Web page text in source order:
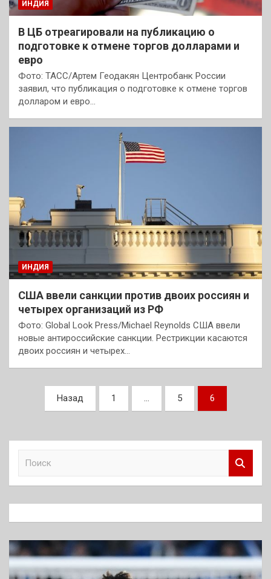
ИНДИЯ
В ЦБ отреагировали на публикацию о
подготовке к отмене торгов долларами и
евро
Фото: ТАСС/Артем Геодакян Центробанк России
заявил, что публикация о подготовке к отмене торгов
долларом и евро…
ИНДИЯ
США ввели санкции против двоих россиян и
четырех организаций из РФ
Фото: Global Look Press/Michael Reynolds США ввели
новые антироссийские санкции. Рестрикции касаются
двоих россиян и четырех…
Пагинация
записей
Назад 1 5 6
к